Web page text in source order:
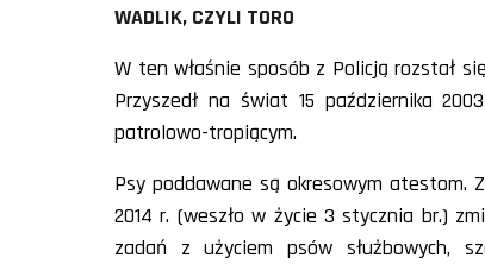
WADLIK, CZYLI TORO
W ten właśnie sposób z Policją rozstał
Przyszedł na świat 15 października
patrolowo-tropiącym.
Psy poddawane są okresowym atestom.
2014 r. (weszło w życie 3 stycznia br.)
zadań z użyciem psów służbowych,